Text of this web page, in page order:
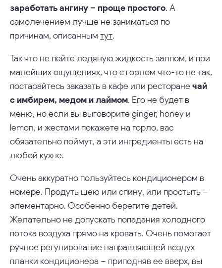
заработать ангину – проще простого. А
самолечением лучше не заниматься по
причинам, описанным тут.
Так что не пейте ледяную жидкость залпом, и при
малейших ощущениях, что с горлом что-то не так,
постарайтесь заказать в кафе или ресторане чай
с имбирем, медом и лаймом. Его не будет в
меню, но если вы выговорите ginger, honey и
lemon, и жестами покажете на горло, вас
обязательно поймут, а эти ингредиенты есть на
любой кухне.
Очень аккуратно пользуйтесь кондиционером в
номере. Продуть шею или спину, или простыть –
элементарно. Особенно берегите детей.
Желательно не допускать попадания холодного
потока воздуха прямо на кровать. Очень помогает
ручное регулирование направляющей воздух
планки кондиционера – приподняв ее вверх, вы